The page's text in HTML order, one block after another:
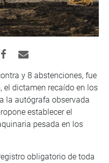
y 8 abstenciones, fue
el dictamen recaído en los
la autógrafa observada
establecer el
pesada en los
obligatorio de toda